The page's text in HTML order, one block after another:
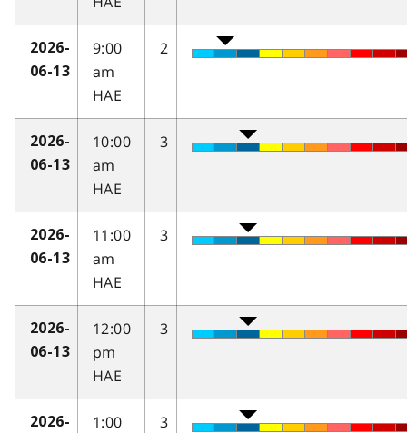
2026-
06-13
9:00
am
HAE
2
2026-
06-13
10:00
am
HAE
3
2026-
06-13
11:00
am
HAE
3
2026-
06-13
12:00
pm
HAE
3
2026-
1:00
3